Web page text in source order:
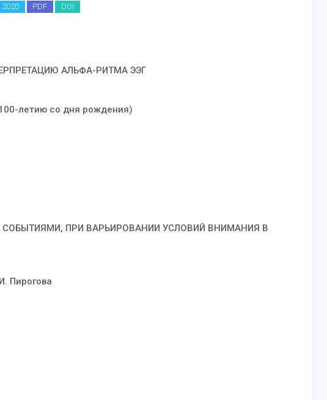
2020 PDF DOI
АЛЬФА-РИТМА ЭЭГ
летию со дня рождения)
СОБЫТИЯМИ, ПРИ ВАРЬИРОВАНИИ УСЛОВИЙ ВНИМАНИЯ В
Пирогова